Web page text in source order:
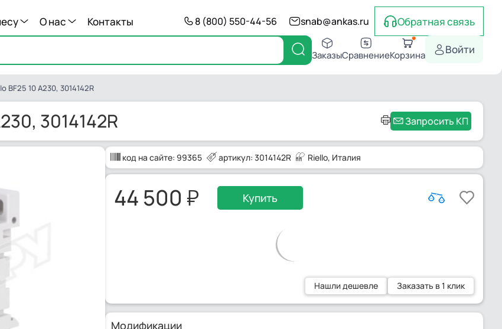
О нас Контакты 8 (800) 550-44-56 snab@ankas.ru Обратная связь
ЗаказыСравнениеКорзина Войти
BF25 10 A230, 3014142R
3014142R Запросить КП
код на сайте: 99365 артикул: 3014142R Riello, Италия
44 500 Купить
Нашли дешевле Заказать в 1 клик
Модификации